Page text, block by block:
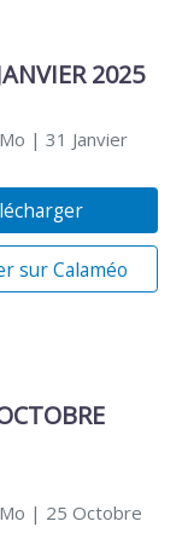
2025
| 31 Janvier
sur Calaméo
| 25 Octobre